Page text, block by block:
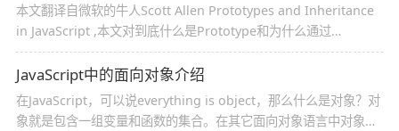
本文翻译自微软的牛人Scott Allen Prototypes and Inheritance
in JavaScript ,本文对到底什么是Prototype和为什么通过
Prototype能实现继承做了详细的分析和阐述，是理解JS OO 的佳
作之一
JavaScript中的面向对象介绍
在JavaScript，可以说everything is object，那么什么是对象？对
象就是包含一组变量和函数的集合。在其它面向对象语言中对象是